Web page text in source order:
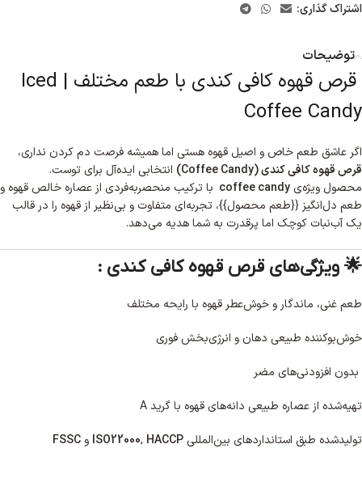
اشتراک گذاری:
توضیحات
قرص قهوه کافی کندی با طعم مختلف | Iced
Coffee Candy
اگر عاشق طعم خاص و اصیل قهوه هستی اما همیشه فرصت دم کردن نداری،
قرص قهوه کافی کندی (Coffee Candy)
انتخابی ایده‌آل برای توست.
محصول ویژه‌ی coffee candy با ترکیب منحصربه‌فردی از عصاره خالص قهوه و
طعم دل‌انگیز {{طعم محصول}}، تجربه‌ای متفاوت و بی‌نظیر از قهوه را در قالب
یک آب‌نبات کوچک اما پرقدرت به شما هدیه می‌دهد.
🌟 ویژگی‌های قرص قهوه کافی کندی :
طعم غنی، ماندگار و خوش‌عطر قهوه با رایحه مختلف
خوش‌بوکننده طبیعی دهان و انرژی‌بخش فوری
بدون افزودنی‌های مضر
تهیه‌شده از عصاره طبیعی دانه‌های قهوه با گرید A
تولیدشده طبق استانداردهای بین‌المللی
ISO22000, HACCP و FSSC